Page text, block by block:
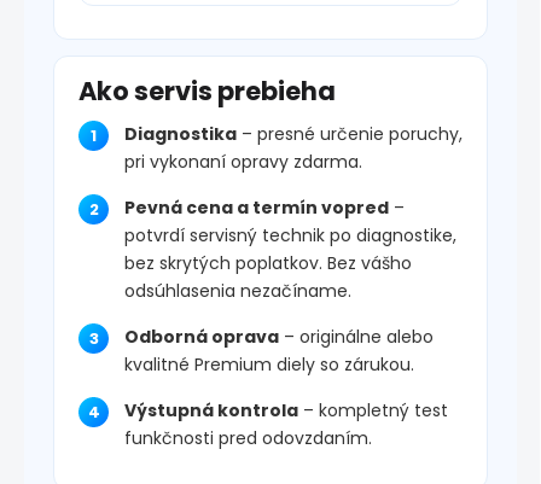
Ako servis prebieha
Diagnostika – presné určenie poruchy,
pri vykonaní opravy zdarma.
Pevná cena a termín vopred –
potvrdí servisný technik po diagnostike,
bez skrytých poplatkov. Bez vášho
odsúhlasenia nezačíname.
Odborná oprava – originálne alebo
kvalitné Premium diely so zárukou.
Výstupná kontrola – kompletný test
funkčnosti pred odovzdaním.